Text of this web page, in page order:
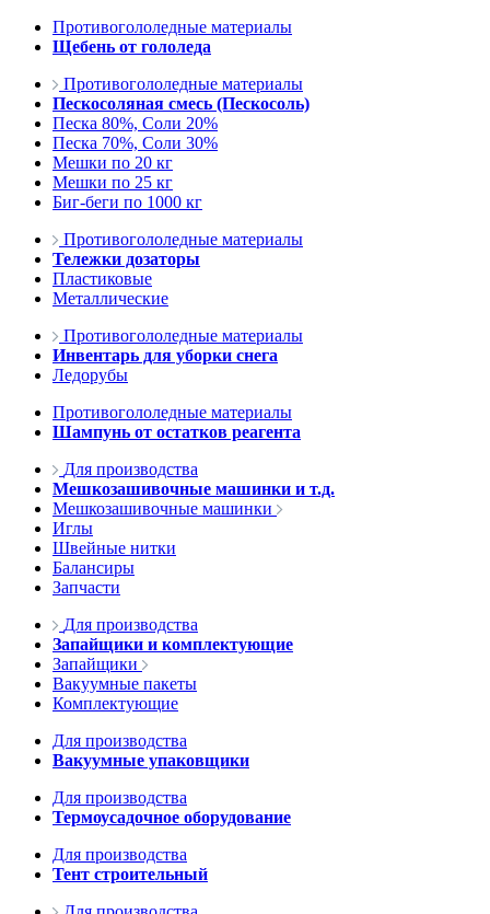
Противогололедные материалы
Щебень от гололеда
Противогололедные материалы
Пескосоляная смесь (Пескосоль)
Песка 80%, Соли 20%
Песка 70%, Соли 30%
Мешки по 20 кг
Мешки по 25 кг
Биг-беги по 1000 кг
Противогололедные материалы
Тележки дозаторы
Пластиковые
Металлические
Противогололедные материалы
Инвентарь для уборки снега
Ледорубы
Противогололедные материалы
Шампунь от остатков реагента
Для производства
Мешкозашивочные машинки и т.д.
Мешкозашивочные машинки
Иглы
Швейные нитки
Балансиры
Запчасти
Для производства
Запайщики и комплектующие
Запайщики
Вакуумные пакеты
Комплектующие
Для производства
Вакуумные упаковщики
Для производства
Термоусадочное оборудование
Для производства
Тент строительный